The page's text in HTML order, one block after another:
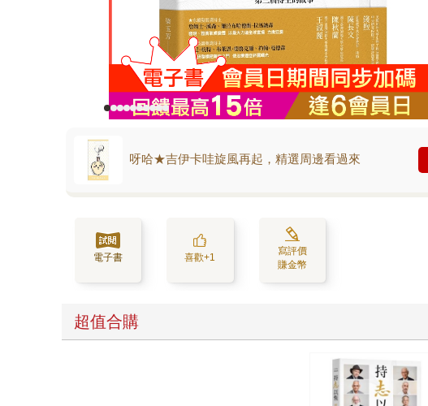
呀哈★吉伊卡哇旋風再起，精選周邊看過來
電子書 喜歡+1
寫評價
賺金幣
超值合購